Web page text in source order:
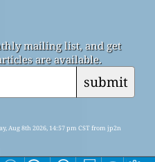
mailing list, and get
are available.
submit
Aug 8th 2026, 14:57 pm CST from jp2n